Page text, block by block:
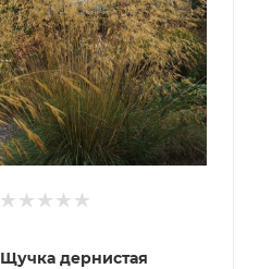
Щучка дернистая